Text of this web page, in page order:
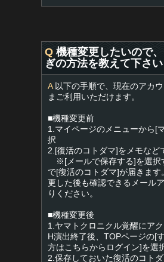
Q 機種変更したいので
ぎの方法を教えて下さい
A以下の手順で、現在のアカウ
まご利用いただけます。
■機種変更前
1.マイページのメニューから[
択
2.[復活のコトダマ]をメモなど
※[メールで保存する]を選択
で[復活のコトダマ]が届きます
更した後も確認できるメール
りください。
■機種変更後
1.ヤマトクロニクル覚醒にア
H演出終了後、TOPページの[
方はこちらからログイン]を選
2.保存しておいた復活のコト